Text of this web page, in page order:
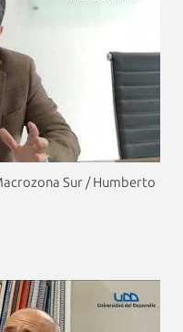
Sur / Humberto